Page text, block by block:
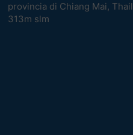
provincia di Chiang Mai,
313m slm